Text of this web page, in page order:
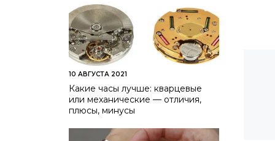
10 АВГУСТА 2021
Какие часы лучше: кварцевые
или механические — отличия,
плюсы, минусы